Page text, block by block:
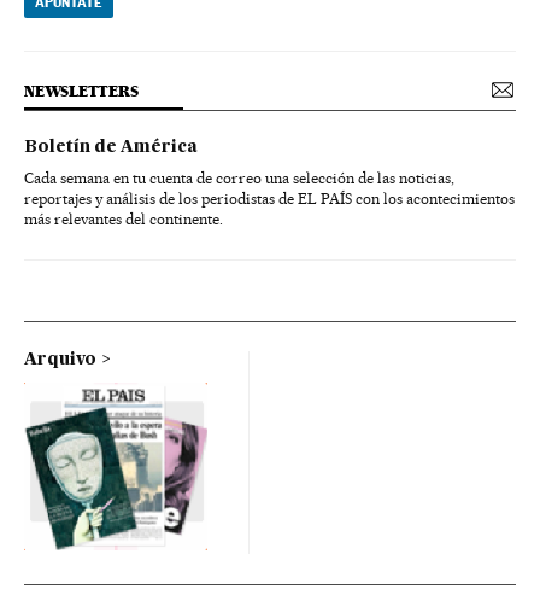
NEWSLETTERS
Boletín de América
Cada semana en tu cuenta de correo una selección de las noticias,
reportajes y análisis de los periodistas de EL PAÍS con los acontecimientos
más relevantes del continente.
Arquivo